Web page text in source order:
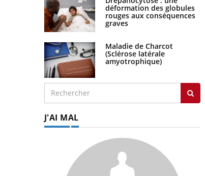
déformation des globules
rouges aux conséquences
graves
Maladie de Charcot
(Sclérose latérale
amyotrophique)
J'AI MAL